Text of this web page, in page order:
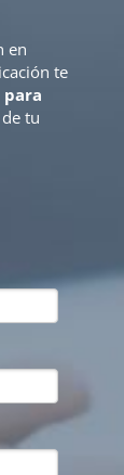
en
te
tu